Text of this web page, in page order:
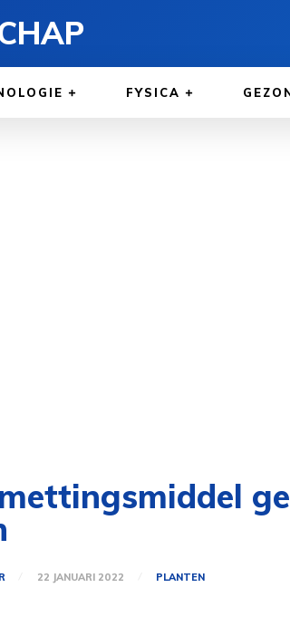
FYSICA
22 JANUARI 2022 PLANTEN